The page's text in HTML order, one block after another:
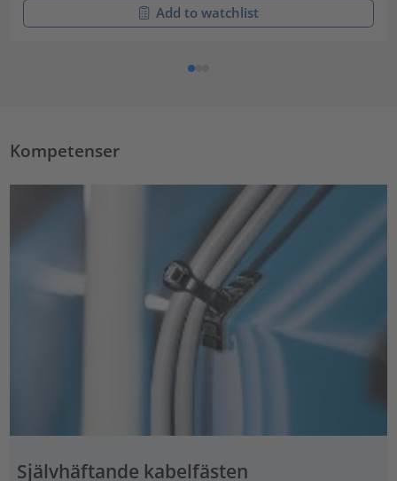
Add to watchlist
Kompetenser
Självhäftande kabelfästen